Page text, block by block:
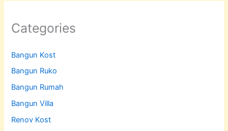
Categories
Bangun Kost
Bangun Ruko
Bangun Rumah
Bangun Villa
Renov Kost